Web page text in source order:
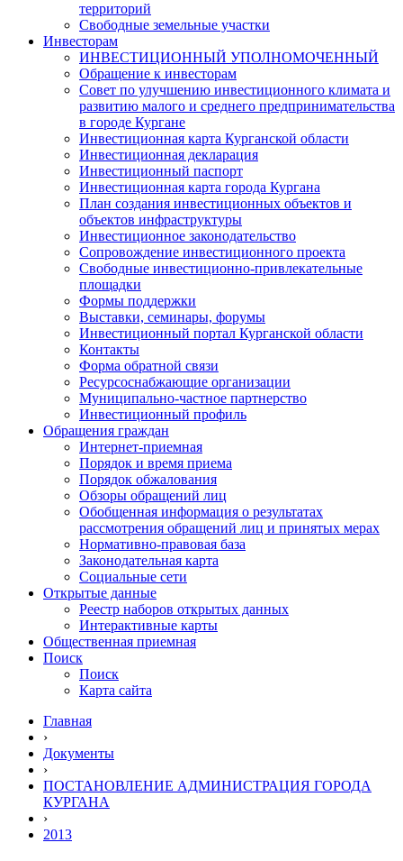
территорий
Свободные земельные участки
Инвесторам
ИНВЕСТИЦИОННЫЙ УПОЛНОМОЧЕННЫЙ
Обращение к инвесторам
Совет по улучшению инвестиционного климата и
развитию малого и среднего предпринимательства
в городе Кургане
Инвестиционная карта Курганской области
Инвестиционная декларация
Инвестиционный паспорт
Инвестиционная карта города Кургана
План создания инвестиционных объектов и
объектов инфраструктуры
Инвестиционное законодательство
Сопровождение инвестиционного проекта
Свободные инвестиционно-привлекательные
площадки
Формы поддержки
Выставки, семинары, форумы
Инвестиционный портал Курганской области
Контакты
Форма обратной связи
Ресурсоснабжающие организации
Муниципально-частное партнерство
Инвестиционный профиль
Обращения граждан
Интернет-приемная
Порядок и время приема
Порядок обжалования
Обзоры обращений лиц
Обобщенная информация о результатах
рассмотрения обращений лиц и принятых мерах
Нормативно-правовая база
Законодательная карта
Социальные сети
Открытые данные
Реестр наборов открытых данных
Интерактивные карты
Общественная приемная
Поиск
Поиск
Карта сайта
Главная
›
Документы
›
ПОСТАНОВЛЕНИЕ АДМИНИСТРАЦИЯ ГОРОДА
КУРГАНА
›
2013